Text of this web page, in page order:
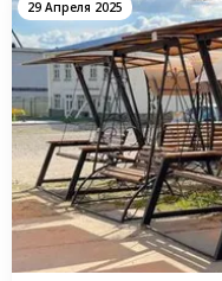
29 Апреля 2025